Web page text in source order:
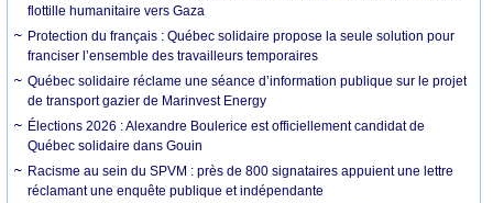
flottille humanitaire vers Gaza
Protection du français : Québec solidaire propose la seule solution pour
franciser l’ensemble des travailleurs temporaires
Québec solidaire réclame une séance d’information publique sur le projet
de transport gazier de Marinvest Energy
Élections 2026 : Alexandre Boulerice est officiellement candidat de
Québec solidaire dans Gouin
Racisme au sein du SPVM : près de 800 signataires appuient une lettre
réclamant une enquête publique et indépendante